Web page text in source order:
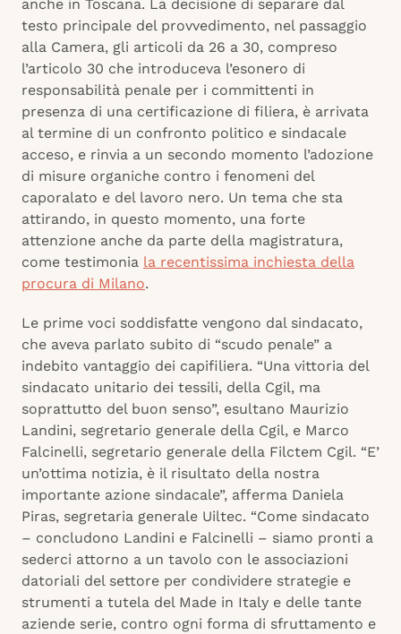
anche in Toscana. La decisione di separare dal
testo principale del provvedimento, nel passaggio
alla Camera, gli articoli da 26 a 30, compreso
l’articolo 30 che introduceva l’esonero di
responsabilità penale per i committenti in
presenza di una certificazione di filiera, è arrivata
al termine di un confronto politico e sindacale
acceso, e rinvia a un secondo momento l’adozione
di misure organiche contro i fenomeni del
caporalato e del lavoro nero. Un tema che sta
attirando, in questo momento, una forte
attenzione anche da parte della magistratura,
come testimonia la recentissima inchiesta della
procura di Milano.
Le prime voci soddisfatte vengono dal sindacato,
che aveva parlato subito di “scudo penale” a
indebito vantaggio dei capifiliera. “Una vittoria del
sindacato unitario dei tessili, della Cgil, ma
soprattutto del buon senso”, esultano Maurizio
Landini, segretario generale della Cgil, e Marco
Falcinelli, segretario generale della Filctem Cgil. “E’
un’ottima notizia, è il risultato della nostra
importante azione sindacale”, afferma Daniela
Piras, segretaria generale Uiltec. “Come sindacato
– concludono Landini e Falcinelli – siamo pronti a
sederci attorno a un tavolo con le associazioni
datoriali del settore per condividere strategie e
strumenti a tutela del Made in Italy e delle tante
aziende serie, contro ogni forma di sfruttamento e